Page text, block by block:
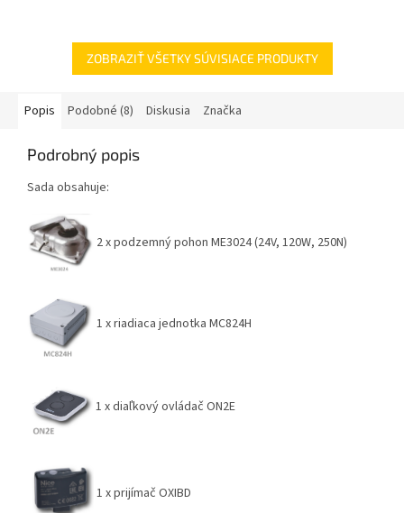
ZOBRAZIŤ VŠETKY SÚVISIACE PRODUKTY
Popis Podobné (8) Diskusia Značka
Podrobný popis
Sada obsahuje:
2 x podzemný pohon ME3024 (24V, 120W, 250N)
1 x riadiaca jednotka MC824H
1 x diaľkový ovládač ON2E
1 x prijímač OXIBD